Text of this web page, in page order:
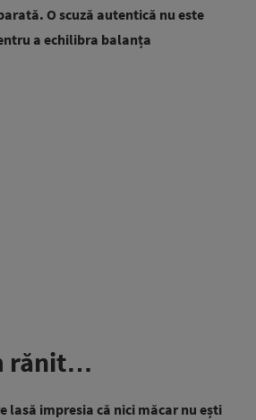
O scuză autentică nu este
a echilibra balanța
rănit…
lasă impresia că nici măcar nu ești